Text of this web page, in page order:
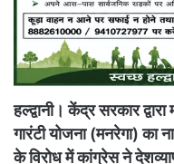
हल्द्वानी। केंद्र सरकार द्वारा
गारंटी योजना (मनरेगा) का
के विरोध में कांग्रेस ने